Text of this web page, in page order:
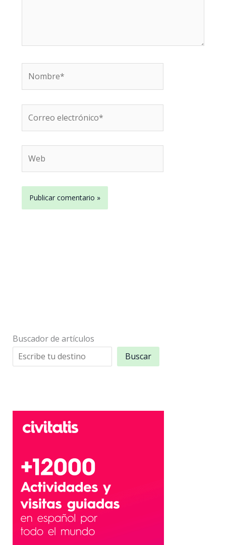
electrónico*
Buscador de artículos
Buscar